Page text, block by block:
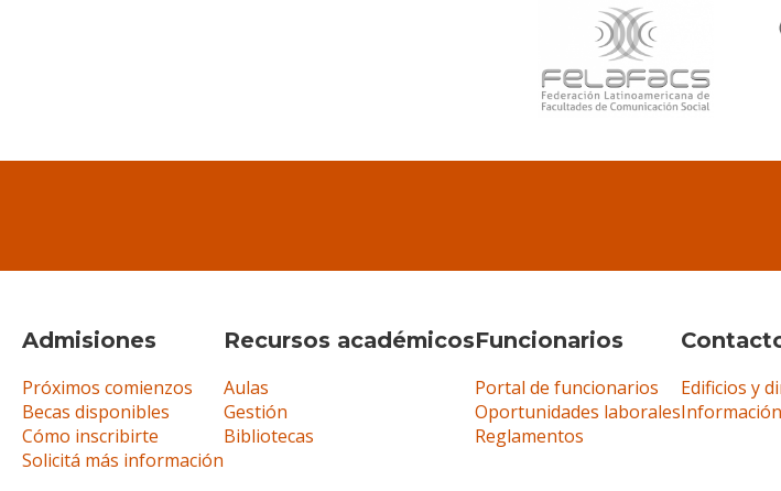
Admisiones
Próximos comienzos
Becas disponibles
Cómo inscribirte
Solicitá más información
Recursos académicos
Aulas
Gestión
Bibliotecas
Funcionarios
Portal de funcionarios
Oportunidades laborales
Reglamentos
Edificios y